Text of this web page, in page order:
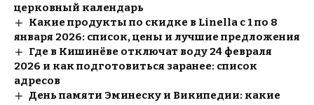
церковный календарь
Какие продукты по скидке в Linella с 1 по 8
января 2026: список, цены и лучшие предложения
Где в Кишинёве отключат воду 24 февраля
2026 и как подготовиться заранее: список
адресов
День памяти Эминеску и Википедии: какие